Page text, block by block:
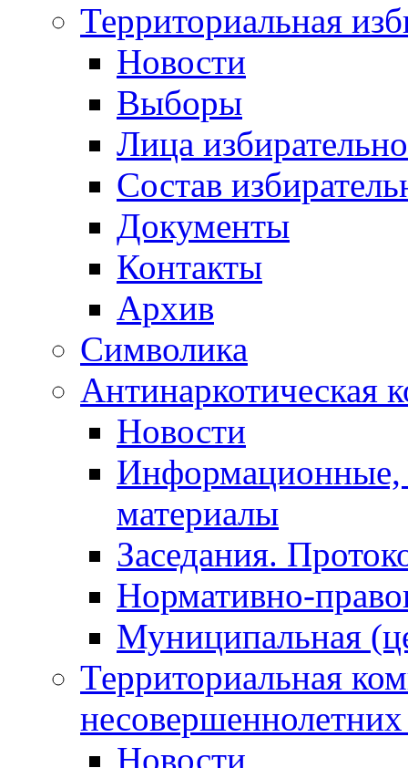
Территориальная
Новости
Выборы
Лица
Состав
Документы
Контакты
Архив
Символика
Антинаркотическая
Новости
Информационные,
материалы
Заседания.
Нормативно-
Муниципальная
Территориальная
Новости